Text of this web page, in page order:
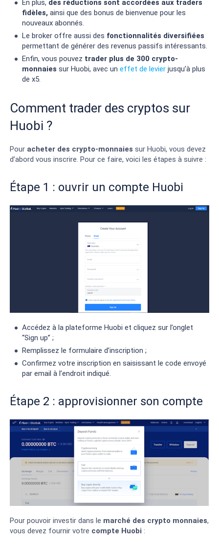
En plus, des réductions sont accordées aux traders
fidèles, ainsi que des bonus de bienvenue pour les
nouveaux abonnés.
Le broker offre aussi des fonctionnalités diversifiées
permettant de générer des revenus passifs intéressants.
Enfin, vous pouvez trader plus de 300 crypto-
monnaies sur Huobi, avec un effet de levier jusqu’à plus
de x5.
Comment trader des cryptos sur
Huobi ?
Pour acheter des crypto-monnaies sur Huobi, vous devez
d’abord vous inscrire. Pour ce faire, voici les étapes à suivre :
Étape 1 : ouvrir un compte Huobi
Accédez à la plateforme Huobi et cliquez sur l’onglet
“Sign up” ;
Remplissez le formulaire d’inscription ;
Confirmez votre inscription en saisissant le code envoyé
par email à l’endroit indiqué.
Étape 2 : approvisionner son compte
Pour pouvoir investir dans le marché des crypto monnaies,
vous devez fournir votre compte Huobi :